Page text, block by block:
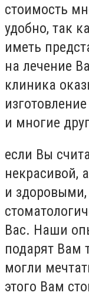
стоимость
удобно, так
иметь
на лечение
клиника
и многие
если Вы
некрасивой,
и
Вас. Наши
подарят Вам
могли
этого Вам